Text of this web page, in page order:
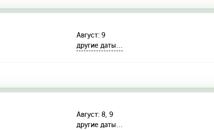
Август: 9
другие даты…
Август: 8, 9
другие даты…